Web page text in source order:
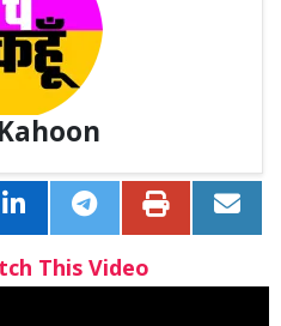
This Video